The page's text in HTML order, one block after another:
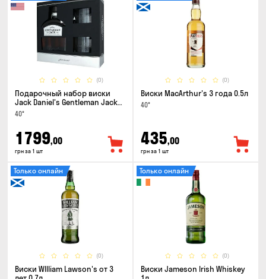
(0)
Подарочный набор виски
Jack Daniel's Gentleman Jack
0.7л + 2 стакана
40°
1799,00
грн за 1 шт
(0)
Виски MacArthur's 3 года 0.5л
40°
435,00
грн за 1 шт
(0)
Только онлайн
Виски WIlliam Lawson's от 3
(0)
Только онлайн
Виски Jameson Irish Whiskey